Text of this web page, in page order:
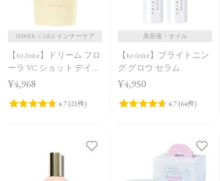
INNER CARE インナーケア
【to/one】ドリーム フロ
ーラ VC ショット デイ ブ
ライトニング プラス＜
¥4,968
美容液・オイル
【to/one】ブライトニン
グ グロウ セラム
¥4,950